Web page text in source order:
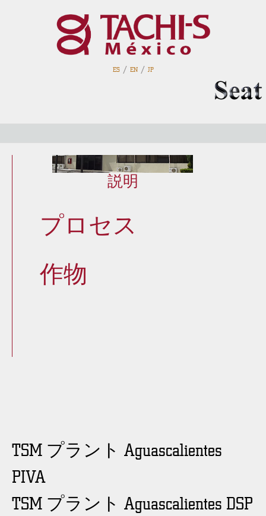
ES/ EN/ JP
説明
プロセス
作物
TSM プラント Aguascalientes
PIVA
TSM プラント Aguascalientes DSP